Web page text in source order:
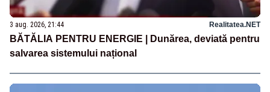
3 aug. 2026, 21:44 Realitatea.NET
BĂTĂLIA PENTRU ENERGIE | Dunărea, deviată pentru
salvarea sistemului național